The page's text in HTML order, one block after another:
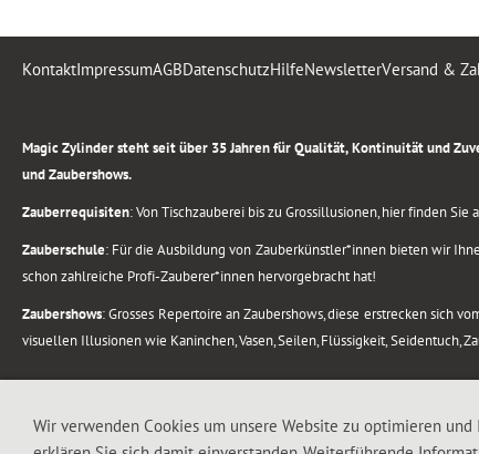
KontaktImpressumAGBDatenschutzHilfeNewsletterVersand &
Magic Zylinder steht seit über 35 Jahren für Qualität, Kontinuität und
und Zaubershows.
Zauberrequisiten: Von Tischzauberei bis zu Grossillusionen, hier finden
Zauberschule: Für die Ausbildung von Zauberkünstler*innen bieten wir
schon zahlreiche Profi-Zauberer*innen hervorgebracht hat!
Zaubershows: Grosses Repertoire an Zaubershows, diese erstrecken sich
visuellen Illusionen wie Kaninchen, Vasen, Seilen, Flüssigkeit, Seidentuch,
.
Alle Rechte vorbehalten. © 1988-2026 Magic Zylinder
Wir verwenden Cookies um unsere Website zu optimieren und